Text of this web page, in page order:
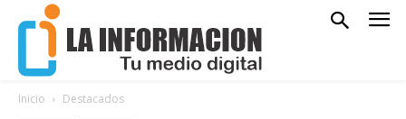
Inicio Destacados